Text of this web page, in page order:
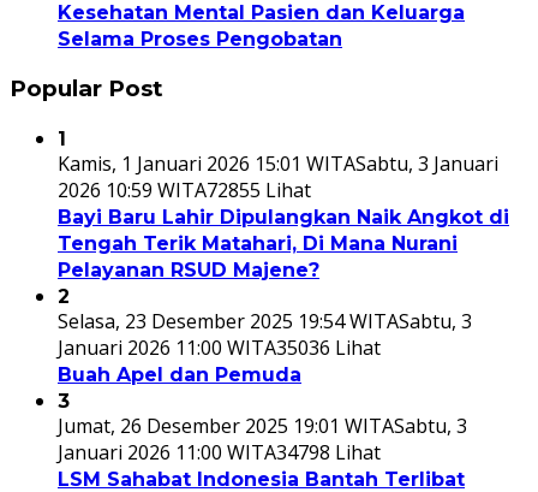
Kesehatan Mental Pasien dan Keluarga
Selama Proses Pengobatan
Popular Post
1
Kamis, 1 Januari 2026 15:01 WITASabtu, 3 Januari
2026 10:59 WITA72855 Lihat
Bayi Baru Lahir Dipulangkan Naik Angkot di
Tengah Terik Matahari, Di Mana Nurani
Pelayanan RSUD Majene?
2
Selasa, 23 Desember 2025 19:54 WITASabtu, 3
Januari 2026 11:00 WITA35036 Lihat
Buah Apel dan Pemuda
3
Jumat, 26 Desember 2025 19:01 WITASabtu, 3
Januari 2026 11:00 WITA34798 Lihat
LSM Sahabat Indonesia Bantah Terlibat